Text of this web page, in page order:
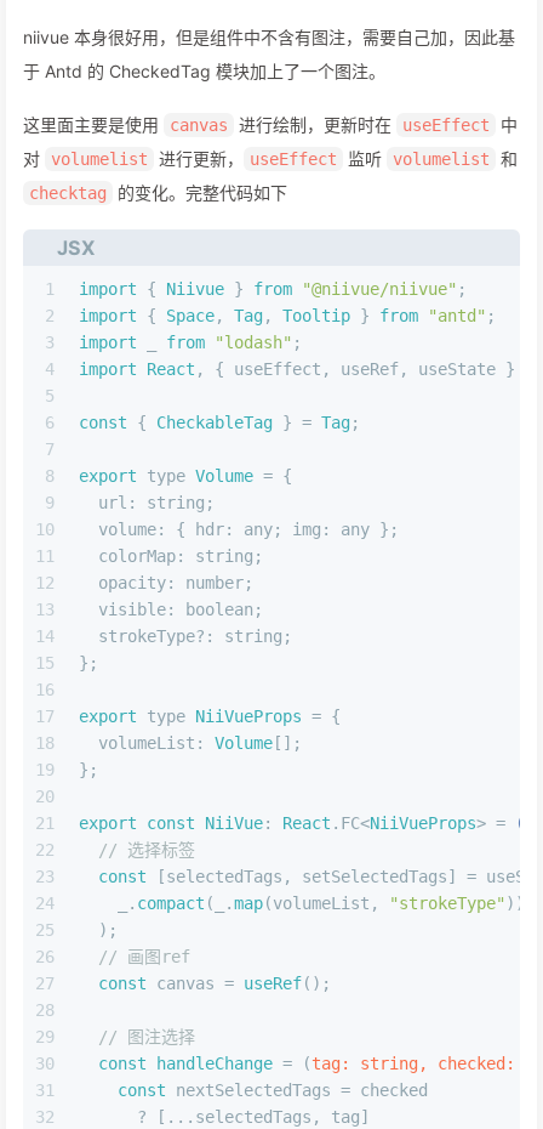
niivue 本身很好用，但是组件中不含有图注，需要自己加，因此基
于 Antd 的 CheckedTag 模块加上了一个图注。
这里面主要是使用 canvas 进行绘制，更新时在 useEffect
中
对
volumelist 进行更新， useEffect 监听 volumelist 和
checktag 的变化。完整代码如下
JSX
1
2
3
4
5
6
7
8
9
10
11
12
13
14
15
16
17
18
19
20
21
22
23
24
25
26
27
28
29
30
31
32
import { Niivue } from "@niivue/niivue" ;
import { Space, Tag, Tooltip } from "antd" ;
import
from "lodash" ;
import
React , { useEffect, useRef, useState }
const { CheckableTag } = Tag;
export type Volume = {
url : string;
volume: { hdr: any; img : any };
colorMap: string;
opacity: number;
visible: boolean;
  strokeType?: string;
};
export type NiiVueProps = {
volumeList : Volume [];
};
export const NiiVue: React . FC<NiiVueProps> = (
// 选择标签
const [selectedTags, setSelectedTags] =
    _.
compact (_.map(volumeList, "strokeType" ))
  );
// 画图ref
const canvas = useRef();
// 图注选择
const
handleChange = (tag: string, checked:
const nextSelectedTags = checked
      ? [...selectedTags, tag]